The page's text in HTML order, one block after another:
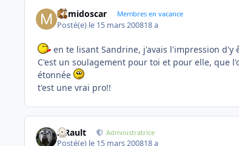
mimidoscar Membres en vacance
Posté(e) le 15 mars 200818 a
en te lisant Sandrine, j'avais l'impression d'y
C'est un soulagement pour toi et pour elle, que
étonnée
t'est une vrai pro!!
S.Rault Administratrice
Posté(e) le 15 mars 200818 a